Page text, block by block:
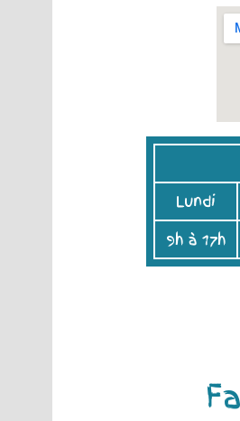
Lundi
9h à 17h